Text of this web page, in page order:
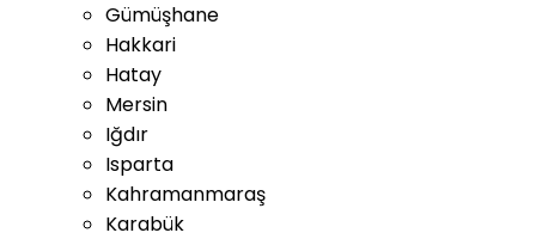
Gümüşhane
Hakkari
Hatay
Mersin
Iğdır
Isparta
Kahramanmaraş
Karabük